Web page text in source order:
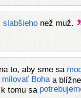
slabšiehonež muž.
to, aby sme sa
milovať Bohaa
tomu sa